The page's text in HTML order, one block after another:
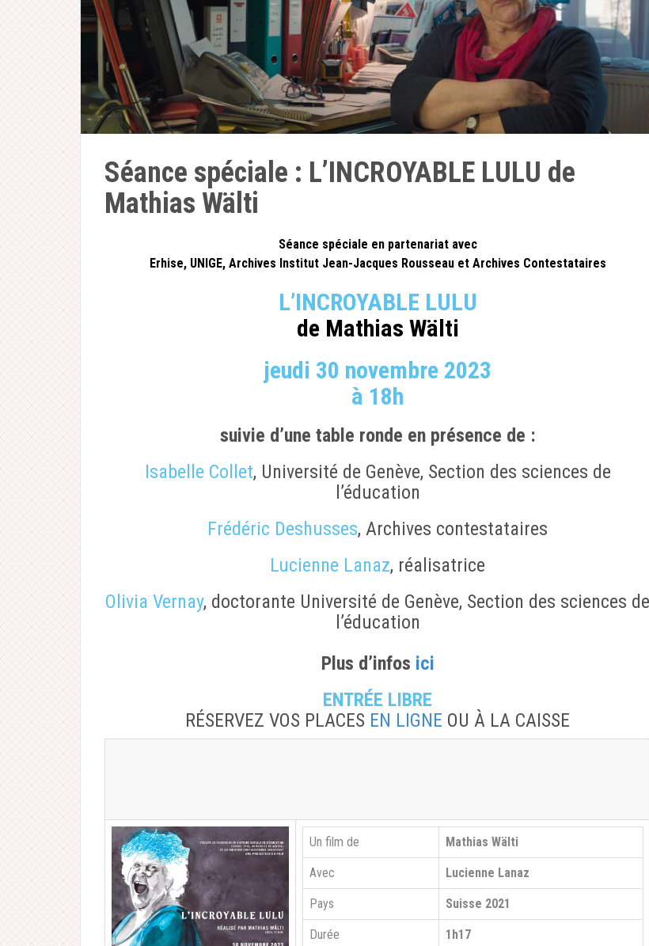
Séance spéciale : L’INCROYABLE LULU de
Mathias Wälti
Séance spéciale en partenariat avec
Erhise, UNIGE, Archives Institut Jean-Jacques Rousseau et Archives Contestataires
L’INCROYABLE LULU
de Mathias Wälti
jeudi 30 novembre 2023
à 18h
suivie d’une table ronde en présence de :
Isabelle Collet, Université de Genève, Section des sciences de
l’éducation
Frédéric Deshusses, Archives contestataires
Lucienne Lanaz, réalisatrice
Olivia Vernay, doctorante Université de Genève, Section des sciences de
l’éducation
Plus d’infos ici
ENTRÉE LIBRE
RÉSERVEZ VOS PLACES EN LIGNE OU À LA CAISSE
Un film de Mathias Wälti
Avec Lucienne Lanaz
Pays Suisse 2021
Durée 1h17